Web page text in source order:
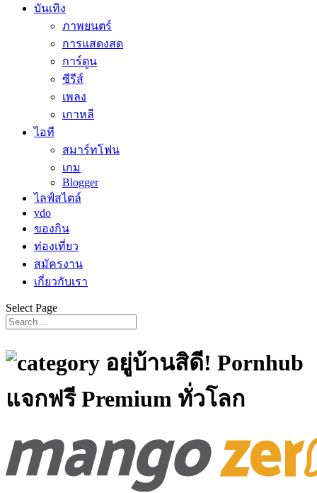
บันเทิง
ภาพยนตร์
การแสดงสด
การ์ตูน
ซีรีส์
เพลง
เกาหลี
ไอที
สมาร์ทโฟน
เกม
Blogger
ไลฟ์สไตล์
vdo
ของกิน
ท่องเที่ยว
สมัครงาน
เกี่ยวกับเรา
Select Page
อยู่บ้านสิดี! Pornhub
แจกฟรี Premium ทั่วโลก